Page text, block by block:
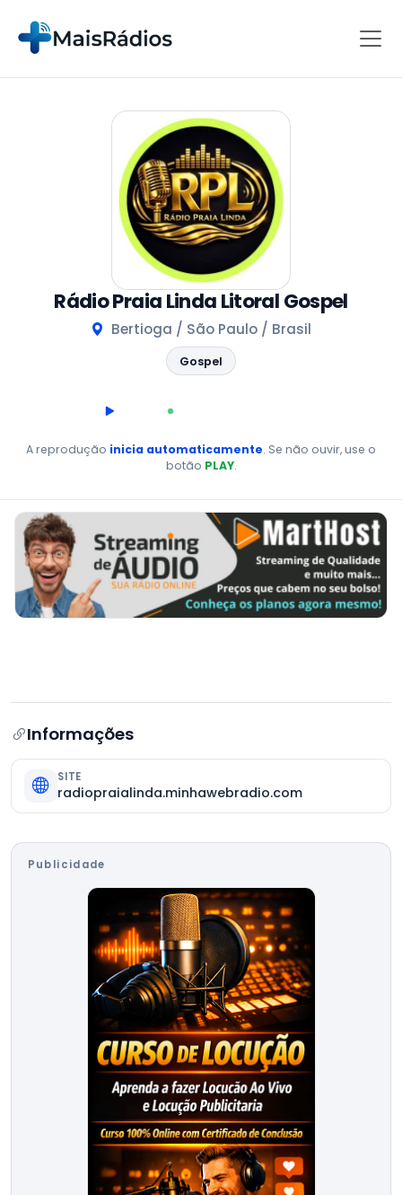
Rádio Praia Linda Litoral Gospel
Bertioga / São Paulo / Brasil
Gospel
AO VIVO
A reprodução inicia automaticamente. Se não ouvir, use o
botão PLAY.
Informações
SITE
radiopraialinda.minhawebradio.com
Publicidade